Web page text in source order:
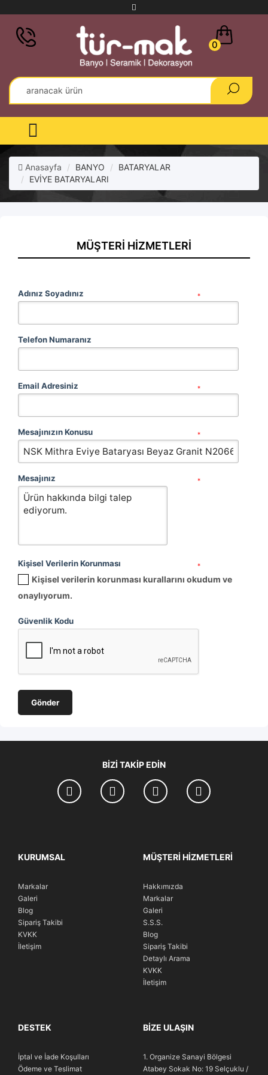
0
Anasayfa BANYO
BATARYALAR
EVİYE BATARYALARI
MÜŞTERI HIZMETLERI
Adınız Soyadınız *
Telefon Numaranız
Email Adresiniz *
Mesajınızın Konusu *
Mesajınız *
Kişisel Verilerin Korunması
Kişisel verilerin korunması kurallarını okudum ve
onaylıyorum.
*
Güvenlik Kodu
BIZI TAKIP EDIN
KURUMSAL
Markalar
Galeri
Blog
Sipariş Takibi
KVKK
İletişim
MÜŞTERI HIZMETLERI
Hakkımızda
Markalar
Galeri
S.S.S.
Blog
Sipariş Takibi
Detaylı Arama
KVKK
İletişim
DESTEK
İptal ve İade Koşulları
Ödeme ve Teslimat
BIZE ULAŞIN
1. Organize Sanayi Bölgesi
Atabey Sokak No: 19 Selçuklu /